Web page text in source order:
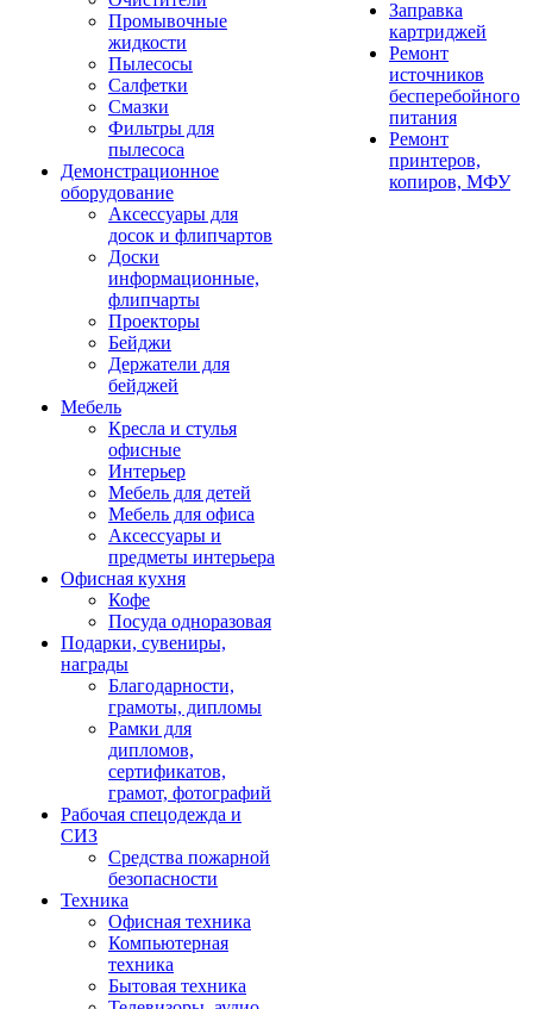
Промывочные
жидкости
Пылесосы
Салфетки
Смазки
Фильтры для
пылесоса
Демонстрационное
оборудование
Аксессуары для
досок и флипчартов
Доски
информационные,
флипчарты
Проекторы
Бейджи
Держатели для
бейджей
Мебель
Кресла и стулья
офисные
Интерьер
Мебель для детей
Мебель для офиса
Аксессуары и
предметы интерьера
Офисная кухня
Кофе
Посуда одноразовая
Подарки, сувениры,
награды
Благодарности,
грамоты, дипломы
Рамки для
дипломов,
сертификатов,
грамот, фотографий
Рабочая спецодежда и
СИЗ
Средства пожарной
безопасности
Техника
Офисная техника
Компьютерная
техника
Бытовая техника
Заправка
картриджей
Ремонт
источников
бесперебойного
питания
Ремонт
принтеров,
копиров, МФУ